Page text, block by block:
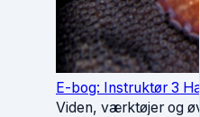
E-bog: Instruktør 3
Viden, værktøjer og